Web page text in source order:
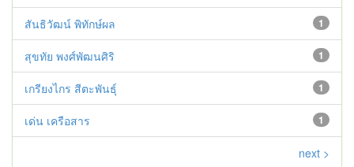
1
สันธิวัฒน์ พิทักษ์ผล
1
สุขทัย พงศ์พัฒนศิริ
1
เกรียงไกร สีตะพันธุ์
1
เด่น เครือสาร
next >